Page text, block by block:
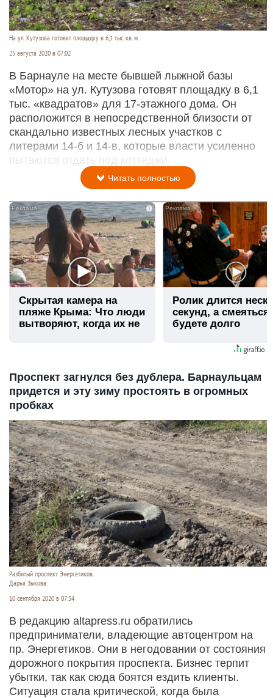
На ул. Кутузова готовят площадку в 6,1 тыс. кв. м.
25 августа 2020 в 07:02
В Барнауле на месте бывшей лыжной базы
«Мотор» на ул. Кутузова готовят площадку в 6,1
тыс. «квадратов» для 17-этажного дома. Он
расположится в непосредственной близости от
скандально известных лесных участков с
литерами 14-б и 14-в, которые власти усиленно
пытаются отдать под коттеджи.
Читать полностью
i
Скрытая камера на
пляже Крыма: Что люди
вытворяют, когда их не
Ролик длится
секунд, а
будете долго
Проспект загнулся без дублера. Барнаульцам
придется и эту зиму простоять в огромных
пробках
Разбитый проспект Энергетиков.
Дарья Зыкова.
10 сентября 2020 в 07:34
В редакцию altapress.ru обратились
предприниматели, владеющие автоцентром на
пр. Энергетиков. Они в негодовании от состояния
дорожного покрытия проспекта. Бизнес терпит
убытки, так как сюда боятся ездить клиенты.
Ситуация стала критической, когда была